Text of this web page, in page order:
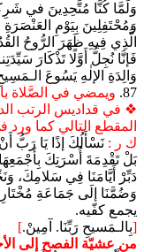
وَلَمَّا كُنَّا مُتَّحِدِينَ في
وَمُحْتَفِلِينَ بِيَوْمِ العَنْصَرَةِ
الَّذِي فِيهِ ظَهَرَ الرُّوحُ
فَإنَّا نُجِلُّ أَوَّلًا تَذْكَارَ
وَالِدَةِ الإلٰهِ يَسُوعَ
87. ويمضي في الصَّلاة
❖ في قداديس الرتب
المقطع التالي كما ورد
ك ر : نَسْأَلُكَ إذًا يَا رَبُّ
بَلْ تَقْدِمَةَ أُسْرَتِكَ
دَبِّرْ أَيَّامَنَا فِي سَلامِكَ،
وَضُمَّنَا إلَى جَمَاعَةِ
يجمع كفّيه.
[بِالـمَسيحِ رَبِّنَا. آمِينْ.]
من عشيّة الفصح إلى